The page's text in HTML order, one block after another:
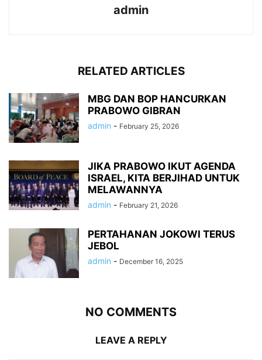
admin
RELATED ARTICLES
MBG DAN BOP HANCURKAN
PRABOWO GIBRAN
admin - February 25, 2026
JIKA PRABOWO IKUT AGENDA
ISRAEL, KITA BERJIHAD UNTUK
MELAWANNYA
admin - February 21, 2026
PERTAHANAN JOKOWI TERUS
JEBOL
admin - December 16, 2025
NO COMMENTS
LEAVE A REPLY